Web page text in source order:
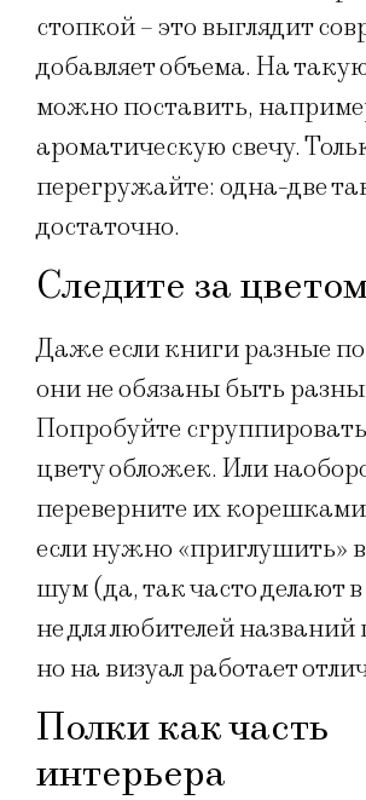
стопкой – это выглядит
добавляет объема. На
можно поставить,
ароматическую свечу.
перегружайте: одна-две
достаточно.
Следите за
Даже если книги разные
они не обязаны быть
Попробуйте
цвету обложек. Или
переверните их
если нужно «приглушить»
шум (да, так часто делают в
не для любителей названий
но на визуал работает
Полки как часть
интерьера